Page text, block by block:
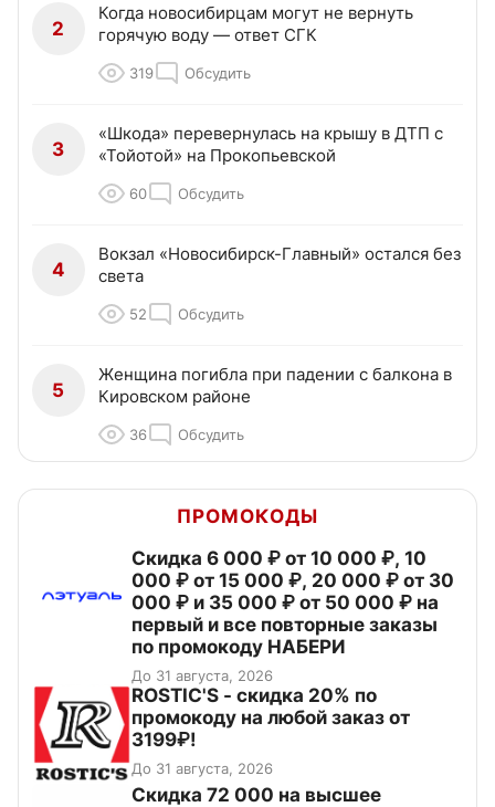
2
Когда новосибирцам могут не вернуть
горячую воду — ответ СГК
319 Обсудить
3
«Шкода» перевернулась на крышу в ДТП с
«Тойотой» на Прокопьевской
60 Обсудить
4
Вокзал «Новосибирск-Главный» остался без
света
52 Обсудить
5
Женщина погибла при падении с балкона в
Кировском районе
36 Обсудить
ПРОМОКОДЫ
Скидка 6 000 ₽ от 10 000 ₽, 10
000 ₽ от 15 000 ₽, 20 000 ₽ от 30
000 ₽ и 35 000 ₽ от 50 000 ₽ на
первый и все повторные заказы
по промокоду НАБЕРИ
До 31 августа, 2026
ROSTIC'S - скидка 20% по
промокоду на любой заказ от
3199₽!
До 31 августа, 2026
Скидка 72 000 на высшее